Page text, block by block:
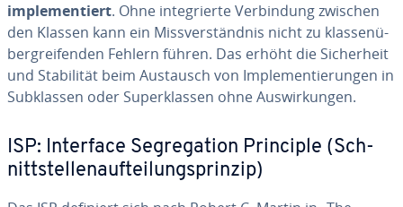
imp­le­men­ti­ert. Ohne in­teg­rierte Ver­bin­dung zwischen
den Klassen kann ein Miss­vers­tänd­nis nicht zu klas­se­nü­
berg­rei­fen­den Fehlern führen. Das erhöht die Sic­her­heit
und Sta­bi­li­tät beim Austausch von Imp­le­men­ti­erun­gen in
Subklas­sen oder Su­perklas­sen ohne Auswir­kun­gen.
ISP: Interface Seg­re­ga­tion Principle (Sch­
nitts­tel­le­nauf­tei­lungspri­nzip)